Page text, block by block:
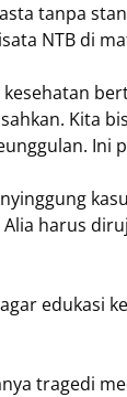
tanpa
NTB di
kesehatan
Kita
Ini
harus
edukasi
tragedi